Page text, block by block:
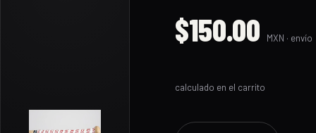
$150.00 MXN · envío
calculado en el carrito